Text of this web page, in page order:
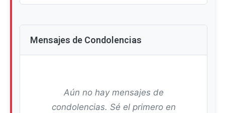
Mensajes de Condolencias
Aún no hay mensajes de
condolencias. Sé el primero en